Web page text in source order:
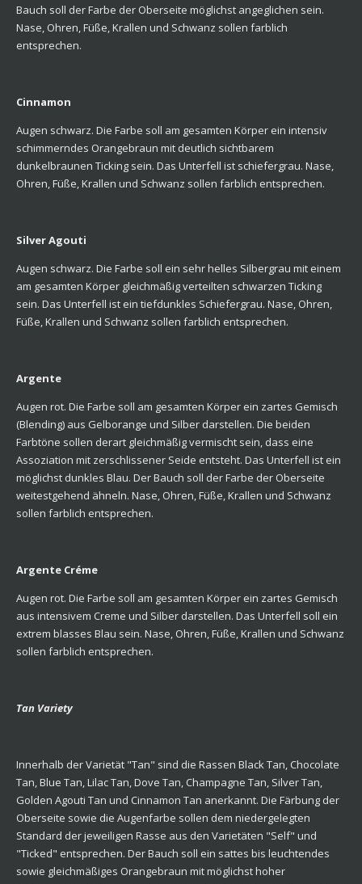
Bauch soll der Farbe der Oberseite möglichst angeglichen sein.
Nase, Ohren, Füße, Krallen und Schwanz sollen farblich
entsprechen.
Cinnamon
Augen schwarz. Die Farbe soll am gesamten Körper ein intensiv
schimmerndes Orangebraun mit deutlich sichtbarem
dunkelbraunen Ticking sein. Das Unterfell ist schiefergrau. Nase,
Ohren, Füße, Krallen und Schwanz sollen farblich entsprechen.
Silver Agouti
Augen schwarz. Die Farbe soll ein sehr helles Silbergrau mit einem
am gesamten Körper gleichmäßig verteilten schwarzen Ticking
sein. Das Unterfell ist ein tiefdunkles Schiefergrau. Nase, Ohren,
Füße, Krallen und Schwanz sollen farblich entsprechen.
Argente
Augen rot. Die Farbe soll am gesamten Körper ein zartes Gemisch
(Blending) aus Gelborange und Silber darstellen. Die beiden
Farbtöne sollen derart gleichmäßig vermischt sein, dass eine
Assoziation mit zerschlissener Seide entsteht. Das Unterfell ist ein
möglichst dunkles Blau. Der Bauch soll der Farbe der Oberseite
weitestgehend ähneln. Nase, Ohren, Füße, Krallen und Schwanz
sollen farblich entsprechen.
Argente Créme
Augen rot. Die Farbe soll am gesamten Körper ein zartes Gemisch
aus intensivem Creme und Silber darstellen. Das Unterfell soll ein
extrem blasses Blau sein. Nase, Ohren, Füße, Krallen und Schwanz
sollen farblich entsprechen.
Tan Variety
Innerhalb der Varietät "Tan" sind die Rassen Black Tan, Chocolate
Tan, Blue Tan, Lilac Tan, Dove Tan, Champagne Tan, Silver Tan,
Golden Agouti Tan und Cinnamon Tan anerkannt. Die Färbung der
Oberseite sowie die Augenfarbe sollen dem niedergelegten
Standard der jeweiligen Rasse aus den Varietäten "Self" und
"Ticked" entsprechen. Der Bauch soll ein sattes bis leuchtendes
sowie gleichmäßiges Orangebraun mit möglichst hoher